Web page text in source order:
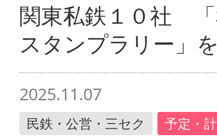
関東私鉄１０社
スタンプラリー」
2025.11.07
民鉄・公営・三セク 予定・